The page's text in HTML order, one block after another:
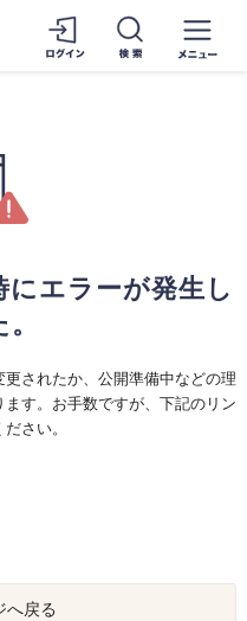
エラーが発生し
されたか、公開準備中などの理
す。お手数ですが、下記のリン
さい。
へ戻る